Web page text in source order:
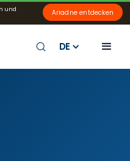
und Ariadne entdecken
DE